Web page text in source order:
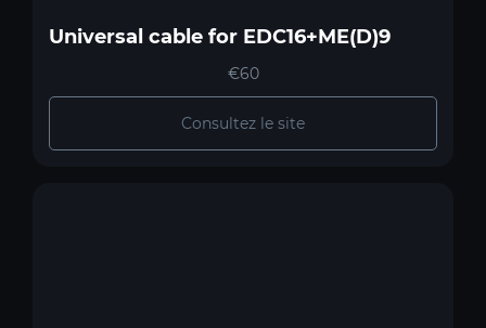
Universal cable for EDC16+ME(D)9
€60
Consultez le site